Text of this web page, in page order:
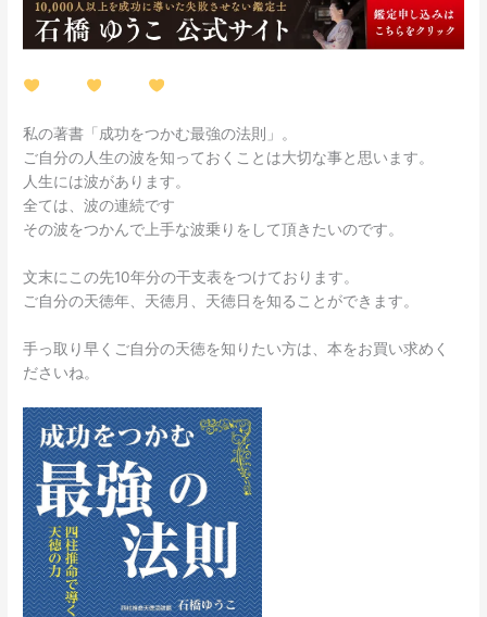
私の著書「成功をつかむ最強の法則」。
ご自分の人生の波を知っておくことは大切な事と思います。
人生には波があります。
全ては、波の連続です
その波をつかんで上手な波乗りをして頂きたいのです。
文末にこの先10年分の干支表をつけております。
ご自分の天徳年、天徳月、天徳日を知ることができます。
手っ取り早くご自分の天徳を知りたい方は、本をお買い求めく
ださいね。